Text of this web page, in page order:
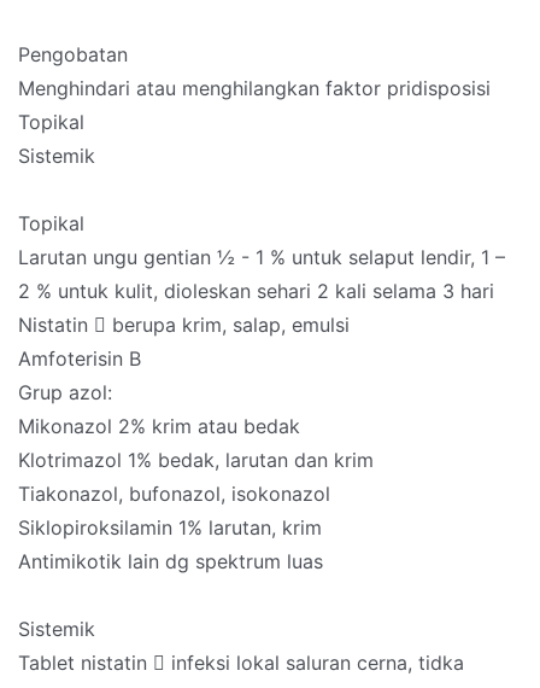
Pengobatan
Menghindari atau menghilangkan faktor pridisposisi
Topikal
Sistemik
Topikal
Larutan ungu gentian ½ - 1 % untuk selaput lendir, 1 –
2 % untuk kulit, dioleskan sehari 2 kali selama 3 hari
Nistatin  berupa krim, salap, emulsi
Amfoterisin B
Grup azol:
Mikonazol 2% krim atau bedak
Klotrimazol 1% bedak, larutan dan krim
Tiakonazol, bufonazol, isokonazol
Siklopiroksilamin 1% larutan, krim
Antimikotik lain dg spektrum luas
Sistemik
Tablet nistatin  infeksi lokal saluran cerna, tidka